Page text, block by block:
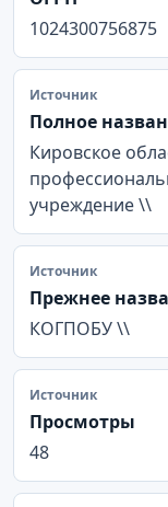
1024300756875
Источник
Полное
Кировское
учреждение \\
Источник
Прежнее
КОГПОБУ \\
Источник
Просмотры
48